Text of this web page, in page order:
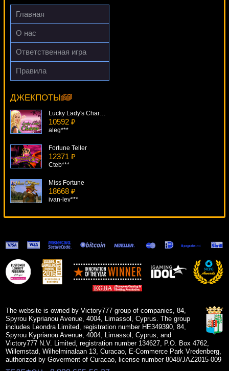
370 ₽
sgvwood***
Главная
О нас
Ответственная игра
Правила
ДЖЕКПОТЫ
Spinderella
Gamer***
Lucky Lady's Charm Deluxe
10592 ₽
aleg***
Fortune Teller
12371 ₽
Cteb***
Miss Fortune
18668 ₽
ivan-lev***
Centre Court
8983 ₽
ivan-lev***
Cash Crazy
The website is owned by Victory777 group of companies, 84,
Spyrou Kyprianou Avenue, 4004, Limassol, Cyprus. The group
includes Leondra Limited, registration number HE349390, 84,
Spyrou Kyprianou Avenue, 4004, Limassol, Cyprus, and
Victory777 N.V. Limited, registration number 134627, P.O. Box 4762,
Willemstad, Wilhelminalaan 13, Curacao, E-Commerce Park Vredenberg,
authorized by Goverment of Curacao, license number 8048/JAZ2015-009